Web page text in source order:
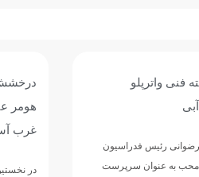
ایران در استخر آستانه؛
شنای قهرمانی غرب آسیا